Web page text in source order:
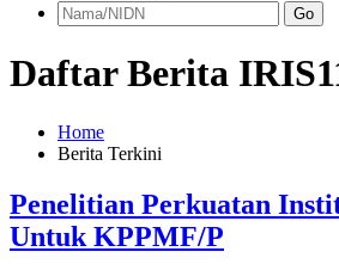
Go
Daftar Berita
Home
Berita Terkini
Penelitian Perkuatan
Untuk KPPMF/P